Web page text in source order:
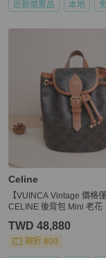
近新閒置品 本地
Celine
【VUINCA Vintage 價格
CELINE 後背包 Mini 老花
TWD 48,880
現折 800